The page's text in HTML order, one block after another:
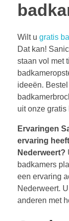
Wilt u gratis
Dat kan!
staan vol met
ideeën.
uit onze gratis
Ervaringen
ervaring
Nederweert?
badkamers
een ervaring
Nederweert.
anderen met